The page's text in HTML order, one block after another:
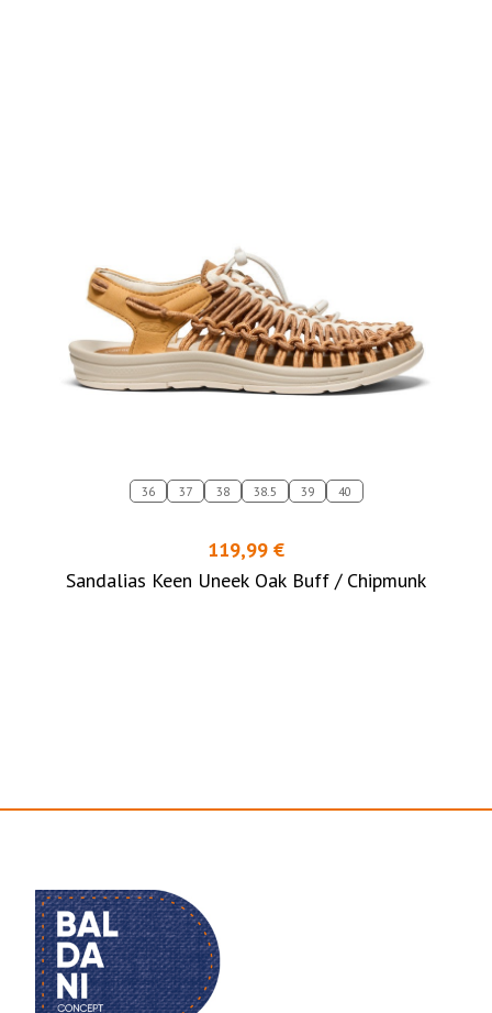
36 37 38 38.5 39 40
119,99 €
Sandalias Keen Uneek Oak Buff / Chipmunk